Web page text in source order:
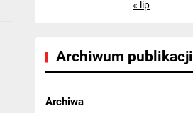
« lip
Archiwum publikacji
Archiwa